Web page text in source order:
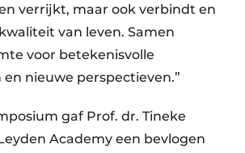
verrijkt, maar ook verbindt en
van leven. Samen
voor betekenisvolle
nieuwe perspectieven.”
gaf Prof. dr. Tineke
Academy een bevlogen